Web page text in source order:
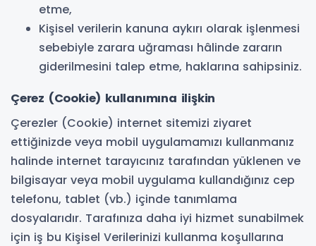
etme,
Kişisel verilerin kanuna aykırı olarak işlenmesi
sebebiyle zarara uğraması hâlinde zararın
giderilmesini talep etme, haklarına sahipsiniz.
Çerez (Cookie) kullanımına ilişkin
Çerezler (Cookie) internet sitemizi ziyaret
ettiğinizde veya mobil uygulamamızı kullanmanız
halinde internet tarayıcınız tarafından yüklenen ve
bilgisayar veya mobil uygulama kullandığınız cep
telefonu, tablet (vb.) içinde tanımlama
dosyalarıdır. Tarafınıza daha iyi hizmet sunabilmek
için iş bu Kişisel Verilerinizi kullanma koşullarına